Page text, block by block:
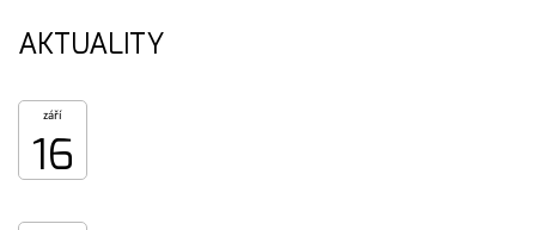
AKTUALITY
září
16